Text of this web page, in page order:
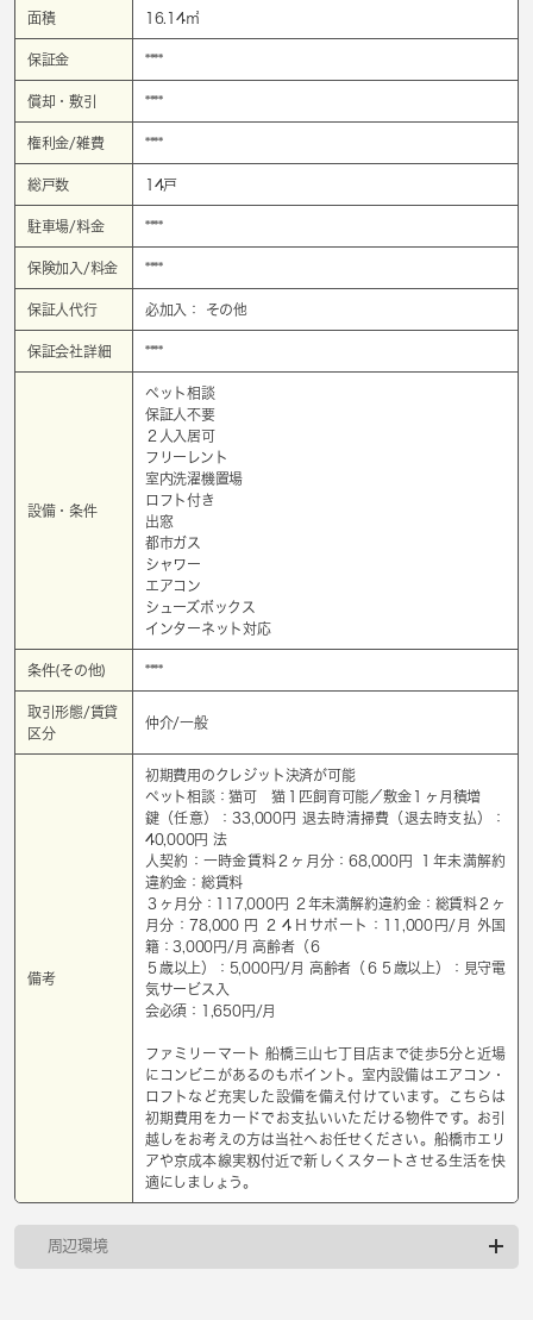
面積 16.14㎡
保証金 ****
償却・敷引 ****
権利金/雑費 ****
総戸数 14戸
駐車場/料金 ****
保険加入/料金 ****
保証人代行 必加入： その他
保証会社詳細 ****
設備・条件
ペット相談
保証人不要
２人入居可
フリーレント
室内洗濯機置場
ロフト付き
出窓
都市ガス
シャワー
エアコン
シューズボックス
インターネット対応
条件(その他) ****
取引形態/賃貸
区分
仲介/一般
備考
初期費用のクレジット決済が可能
ペット相談：猫可 猫１匹飼育可能／敷金１ヶ月積増
鍵（任意）：33,000円 退去時清掃費（退去時⽀払）：
40,000円 法
⼈契約：⼀時⾦賃料２ヶ⽉分：68,000円 １年未満解約
違約⾦：総賃料
３ヶ⽉分：117,000円 ２年未満解約違約⾦：総賃料２ヶ
⽉分：78,000 円 ２４Ｈサポート：11,000円/⽉ 外国
籍：3,000円/⽉ ⾼齢者（６
５歳以上）：5,000円/⽉ ⾼齢者（６５歳以上）：⾒守電
気サービス⼊
会必須：1,650円/⽉
ファミリーマート 船橋三山七丁目店まで徒歩5分と近場
にコンビニがあるのもポイント。室内設備はエアコン・
ロフトなど充実した設備を備え付けています。こちらは
初期費用をカードでお支払いいただける物件です。お引
越しをお考えの方は当社へお任せください。船橋市エリ
アや京成本線実籾付近で新しくスタートさせる生活を快
適にしましょう。
周辺環境